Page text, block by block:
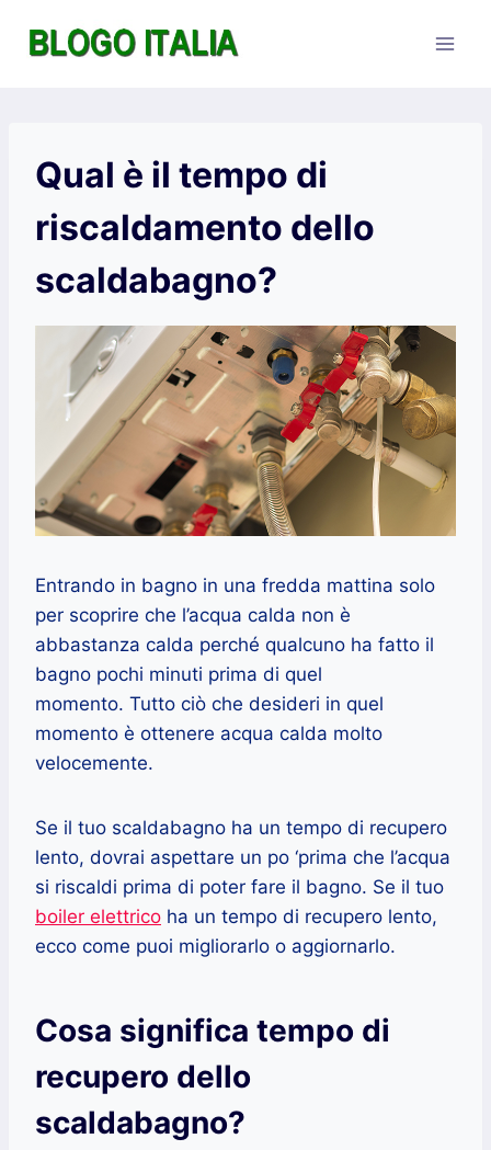
Qual è il tempo di
riscaldamento dello
scaldabagno?
Entrando in bagno in una fredda mattina solo
per scoprire che l’acqua calda non è
abbastanza calda perché qualcuno ha fatto il
bagno pochi minuti prima di quel
momento. Tutto ciò che desideri in quel
momento è ottenere acqua calda molto
velocemente.
Se il tuo scaldabagno ha un tempo di recupero
lento, dovrai aspettare un po ‘prima che l’acqua
si riscaldi prima di poter fare il bagno. Se il tuo
boiler elettrico ha un tempo di recupero lento,
ecco come puoi migliorarlo o aggiornarlo.
Cosa significa tempo di
recupero dello
scaldabagno?